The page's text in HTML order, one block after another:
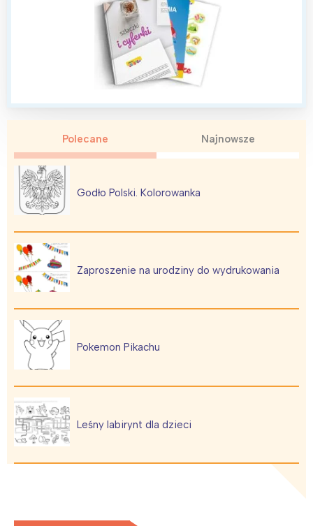
Polecane Najnowsze
Godło Polski. Kolorowanka
Zaproszenie na urodziny do wydrukowania
Pokemon Pikachu
Leśny labirynt dla dzieci